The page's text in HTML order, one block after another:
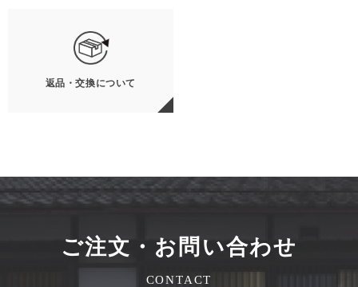
返品・交換について
ご注文・お問い合わせ
CONTACT